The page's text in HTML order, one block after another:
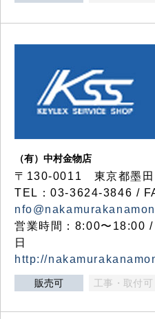
（有）中村金物店
〒130-0011 東京都墨
TEL：03-3624-3846 /
営業時間：8:00〜18:00 /
日
http://
販売可 工事・取付可